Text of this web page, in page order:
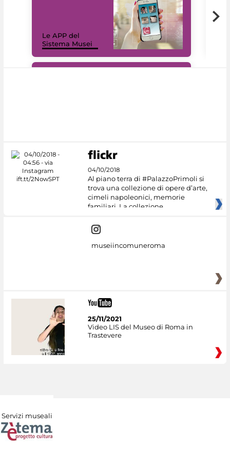
Le APP del
Sistema Musei
04/10/2018
Al piano terra di #PalazzoPrimoli si
trova una collezione di opere d’arte,
cimeli napoleonici, memorie
familiari. La collezione
museiincomuneroma
25/11/2021
Video LIS del Museo di Roma in
Trastevere
Servizi museali